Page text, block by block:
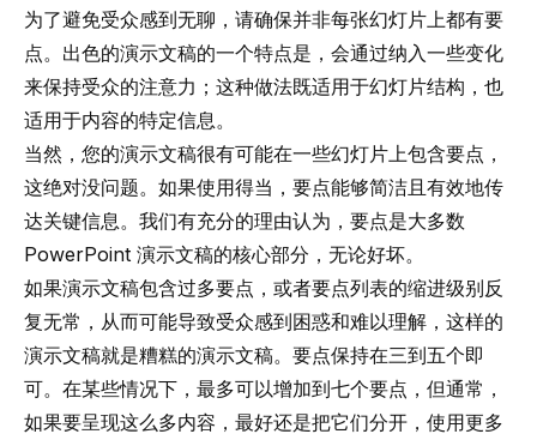
为了避免受众感到无聊，请确保并非每张幻灯片上都有要
点。出色的演示文稿的一个特点是，会通过纳入一些变化
来保持受众的注意力；这种做法既适用于幻灯片结构，也
适用于内容的特定信息。
当然，您的演示文稿很有可能在一些幻灯片上包含要点，
这绝对没问题。如果使用得当，要点能够简洁且有效地传
达关键信息。我们有充分的理由认为，要点是大多数
PowerPoint 演示文稿的核心部分，无论好坏。
如果演示文稿包含过多要点，或者要点列表的缩进级别反
复无常，从而可能导致受众感到困惑和难以理解，这样的
演示文稿就是糟糕的演示文稿。要点保持在三到五个即
可。在某些情况下，最多可以增加到七个要点，但通常，
如果要呈现这么多内容，最好还是把它们分开，使用更多